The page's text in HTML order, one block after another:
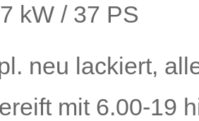
kW / 37 PS
neu lackiert,
mit 6.00-19